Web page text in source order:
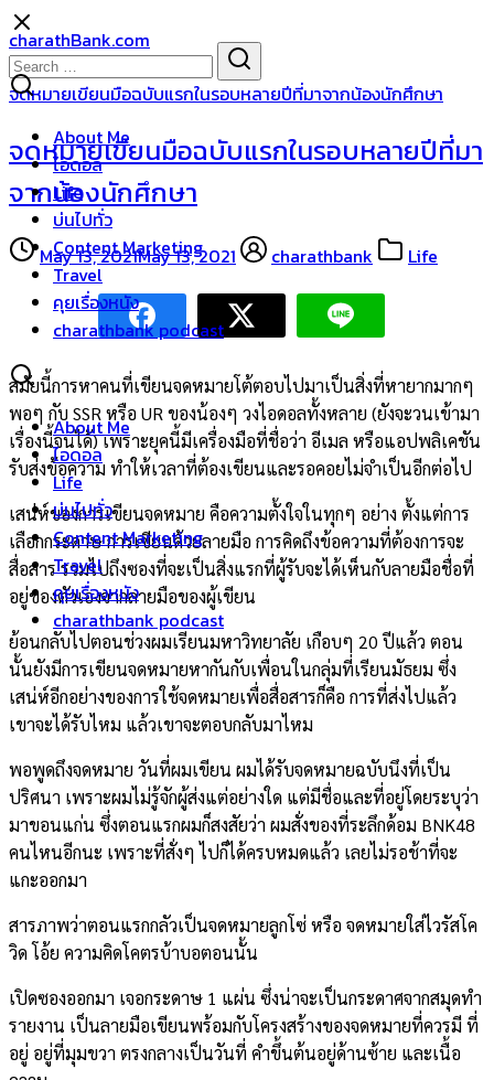
Skip
to
content
charathBank.com
About Me
ไอดอล
Life
บ่นไปทั่ว
Content Marketing
Travel
คุยเรื่องหนัง
charathbank podcast
About Me
ไอดอล
Life
บ่นไปทั่ว
Content Marketing
Travel
คุยเรื่องหนัง
charathbank podcast
Search
for:
จดหมายเขียนมือฉบับแรกในรอบหลายปีที่มาจากน้องนักศึกษา
จดหมายเขียนมือฉบับแรกในรอบหลายปีที่มา
จากน้องนักศึกษา
May 13, 2021May 13, 2021 charathbank Life
สมัยนี้การหาคนที่เขียนจดหมายโต้ตอบไปมาเป็นสิ่งที่หายากมากๆ
พอๆ กับ SSR หรือ UR ของน้องๆ วงไอดอลทั้งหลาย (ยังจะวนเข้ามา
เรื่องนี้จนได้) เพราะยุคนี้มีเครื่องมือที่ชื่อว่า อีเมล หรือแอปพลิเคชัน
รับส่งข้อความ ทำให้เวลาที่ต้องเขียนและรอคอยไม่จำเป็นอีกต่อไป
เสน่ห์ของการเขียนจดหมาย คือความตั้งใจในทุกๆ อย่าง ตั้งแต่การ
เลือกกระดาษ การเขียนด้วยลายมือ การคิดถึงข้อความที่ต้องการจะ
สื่อสาร รวมไปถึงซองที่จะเป็นสิ่งแรกที่ผู้รับจะได้เห็นกับลายมือชื่อที่
อยู่ของตัวเองจากลายมือของผู้เขียน
ย้อนกลับไปตอนช่วงผมเรียนมหาวิทยาลัย เกือบๆ 20 ปีแล้ว ตอน
นั้นยังมีการเขียนจดหมายหากันกับเพื่อนในกลุ่มที่เรียนมัธยม ซึ่ง
เสน่ห์อีกอย่างของการใช้จดหมายเพื่อสื่อสารก็คือ การที่ส่งไปแล้ว
เขาจะได้รับไหม แล้วเขาจะตอบกลับมาไหม
พอพูดถึงจดหมาย วันที่ผมเขียน ผมได้รับจดหมายฉบับนึงที่เป็น
ปริศนา เพราะผมไม่รู้จักผู้ส่งแต่อย่างใด แต่มีชื่อและที่อยู่โดยระบุว่า
มาขอนแก่น ซึ่งตอนแรกผมก็สงสัยว่า ผมสั่งของที่ระลึกด้อม BNK48
คนไหนอีกนะ เพราะที่สั่งๆ ไปก็ได้ครบหมดแล้ว เลยไม่รอช้าที่จะ
แกะออกมา
สารภาพว่าตอนแรกกลัวเป็นจดหมายลูกโซ่ หรือ จดหมายใส่ไวรัสโค
วิด โอ้ย ความคิดโคตรบ้าบอตอนนั้น
เปิดซองออกมา เจอกระดาษ 1 แผ่น ซึ่งน่าจะเป็นกระดาศจากสมุดทำ
รายงาน เป็นลายมือเขียนพร้อมกับโครงสร้างของจดหมายที่ควรมี ที่
อยู่ อยู่ที่มุมขวา ตรงกลางเป็นวันที่ คำขึ้นต้นอยู่ด้านซ้าย และเนื้อ